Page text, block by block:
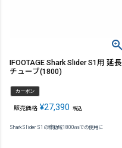
IFOOTAGE Shark Slider S1用 延長
チューブ(1800)
カーボン
販売価格 ¥27,390 税込
SharkSlider S1の稼動域1800㎜での使用に